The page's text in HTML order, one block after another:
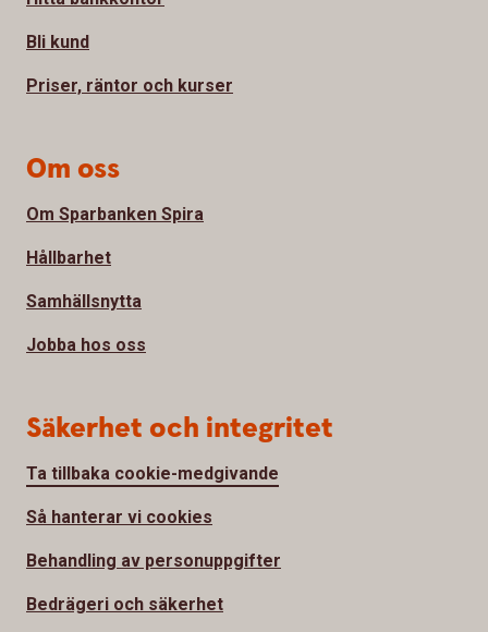
Bli kund
Priser, räntor och kurser
Om oss
Om Sparbanken Spira
Hållbarhet
Samhällsnytta
Jobba hos oss
Säkerhet och integritet
Ta tillbaka cookie-medgivande
Så hanterar vi cookies
Behandling av personuppgifter
Bedrägeri och säkerhet